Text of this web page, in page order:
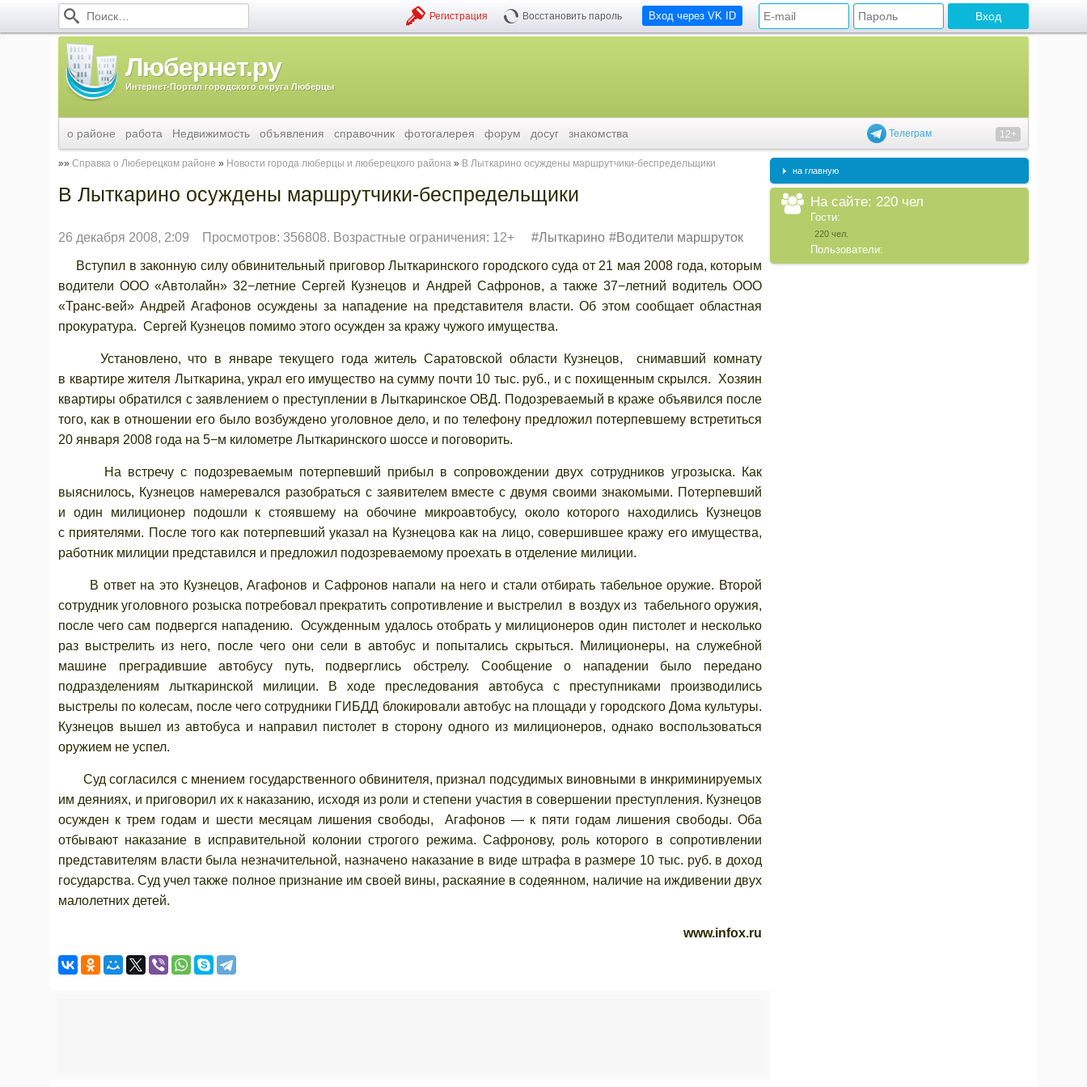
Вход через VK ID
Регистрация Восстановить пароль
Любернет.ру
Интернет-Портал городского округа Люберцы
Телеграм 12+
о районе работа Недвижимость объявления справочник фотогалерея форум досуг знакомства
Справка о Люберецком районе Новости города люберцы и люберецкого района В Лыткарино осуждены маршрутчики-беспредельщики
В Лыткарино осуждены маршрутчики-беспредельщики
26 декабря 2008, 2:09 Просмотров: 356808. Возрастные ограничения: 12+ Лыткарино Водители маршруток
Вступил в законную силу обвинительный приговор Лыткаринского городского суда от 21 мая 2008 года, которым
водители ООО «Автолайн» 32−летние Сергей Кузнецов и Андрей Сафронов, а также 37−летний водитель ООО
«Транс-вей» Андрей Агафонов осуждены за нападение на представителя власти. Об этом сообщает областная
прокуратура. Сергей Кузнецов помимо этого осужден за кражу чужого имущества.
Установлено, что в январе текущего года житель Саратовской области Кузнецов, снимавший комнату
в квартире жителя Лыткарина, украл его имущество на сумму почти 10 тыс. руб., и с похищенным скрылся. Хозяин
квартиры обратился с заявлением о преступлении в Лыткаринское ОВД. Подозреваемый в краже объявился после
того, как в отношении его было возбуждено уголовное дело, и по телефону предложил потерпевшему встретиться
20 января 2008 года на 5−м километре Лыткаринского шоссе и поговорить.
На встречу с подозреваемым потерпевший прибыл в сопровождении двух сотрудников угрозыска. Как
выяснилось, Кузнецов намеревался разобраться с заявителем вместе с двумя своими знакомыми. Потерпевший
и один милиционер подошли к стоявшему на обочине микроавтобусу, около которого находились Кузнецов
с приятелями. После того как потерпевший указал на Кузнецова как на лицо, совершившее кражу его имущества,
работник милиции представился и предложил подозреваемому проехать в отделение милиции.
В ответ на это Кузнецов, Агафонов и Сафронов напали на него и стали отбирать табельное оружие. Второй
сотрудник уголовного розыска потребовал прекратить сопротивление и выстрелил в воздух из табельного оружия,
после чего сам подвергся нападению. Осужденным удалось отобрать у милиционеров один пистолет и несколько
раз выстрелить из него, после чего они сели в автобус и попытались скрыться. Милиционеры, на служебной
машине преградившие автобусу путь, подверглись обстрелу. Сообщение о нападении было передано
подразделениям лыткаринской милиции. В ходе преследования автобуса с преступниками производились
выстрелы по колесам, после чего сотрудники ГИБДД блокировали автобус на площади у городского Дома культуры.
Кузнецов вышел из автобуса и направил пистолет в сторону одного из милиционеров, однако воспользоваться
оружием не успел.
Суд согласился с мнением государственного обвинителя, признал подсудимых виновными в инкриминируемых
им деяниях, и приговорил их к наказанию, исходя из роли и степени участия в совершении преступления. Кузнецов
осужден к трем годам и шести месяцам лишения свободы, Агафонов — к пяти годам лишения свободы. Оба
отбывают наказание в исправительной колонии строгого режима. Сафронову, роль которого в сопротивлении
представителям власти была незначительной, назначено наказание в виде штрафа в размере 10 тыс. руб. в доход
государства. Суд учел также полное признание им своей вины, раскаяние в содеянном, наличие на иждивении двух
малолетних детей.
www.infox.ru
на главную
На сайте: 220 чел
Гости:
220 чел.
Пользователи: